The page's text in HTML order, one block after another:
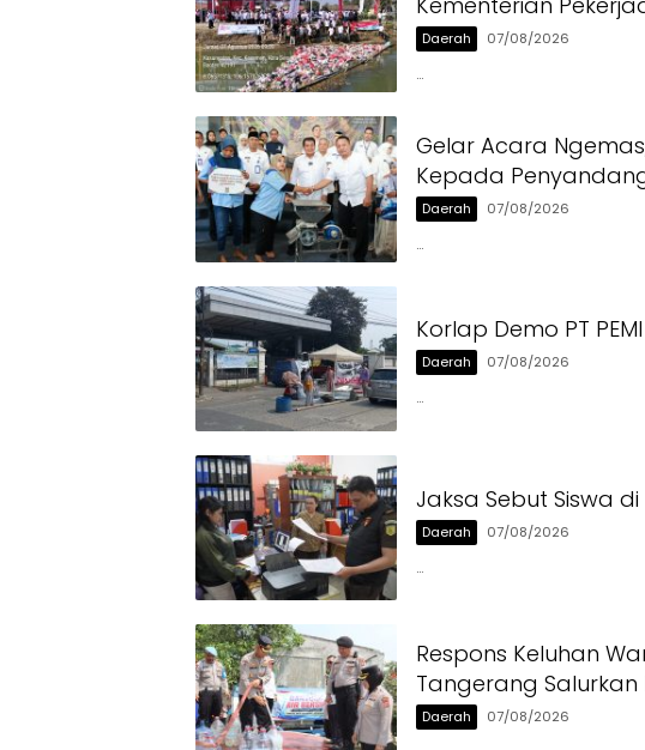
Daerah 07/08/2026
…
Gelar Acara
Kepada
Daerah 07/08/2026
…
Korlap Demo PT
Daerah 07/08/2026
…
Jaksa Sebut Siswa
Daerah 07/08/2026
…
Respons Keluhan
Tangerang Salurkan
Daerah 07/08/2026